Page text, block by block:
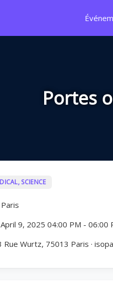
Portes
SCIENCE
9, 2025 04:00 PM - 06:00
Rue Wurtz, 75013 Paris ·